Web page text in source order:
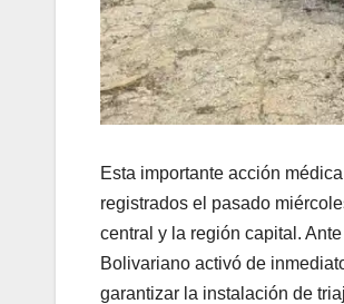
​Esta importante acción
registrados el pasado
central y la región capital.
Bolivariano activó de
garantizar la instalación de